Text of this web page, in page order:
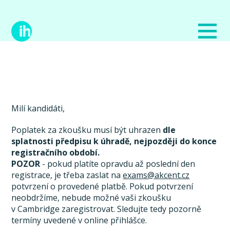
Milí kandidáti,
Poplatek za zkoušku musí být uhrazen dle
splatnosti předpisu k úhradě, nejpozději do konce
registračního období.
POZOR - pokud platíte opravdu až poslední den
registrace, je třeba zaslat naexams@akcent.cz
potvrzení o provedené platbě. Pokud potvrzení
neobdržíme, nebude možné vaši zkoušku
v Cambridge zaregistrovat. Sledujte tedy pozorně
termíny uvedené v online přihlášce.